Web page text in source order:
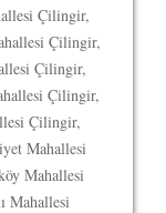
Çilingir,
Çilingir,
Çilingir,
Çilingir,
Çilingir,
Mahallesi
Mahallesi
Mahallesi